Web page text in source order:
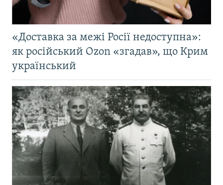
«Доставка за межі Росії недоступна»:
як російський Ozon «згадав», що Крим
український